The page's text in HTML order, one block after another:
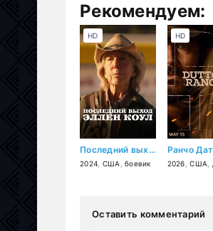
Рекомендуем:
Последний выход Эллен Коул
2024 США ,боевик
HD
Ранчо
2026 ,США
HD
Оставить комментарий